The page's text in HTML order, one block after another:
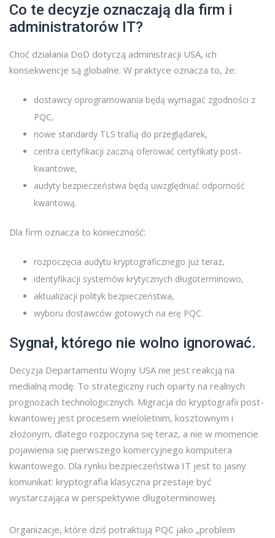
Co te decyzje oznaczają dla firm i
administratorów IT?
Choć działania DoD dotyczą administracji USA, ich
konsekwencje są globalne. W praktyce oznacza to, że:
dostawcy oprogramowania będą wymagać zgodności z
PQC,
nowe standardy TLS trafią do przeglądarek,
centra certyfikacji zaczną oferować certyfikaty post-
kwantowe,
audyty bezpieczeństwa będą uwzględniać odporność
kwantową.
Dla firm oznacza to konieczność:
rozpoczęcia audytu kryptograficznego już teraz,
identyfikacji systemów krytycznych długoterminowo,
aktualizacji polityk bezpieczeństwa,
wyboru dostawców gotowych na erę PQC.
Sygnał, którego nie wolno ignorować.
Decyzja Departamentu Wojny USA nie jest reakcją na
medialną modę. To strategiczny ruch oparty na realnych
prognozach technologicznych. Migracja do kryptografii post-
kwantowej jest procesem wieloletnim, kosztownym i
złożonym, dlatego rozpoczyna się teraz, a nie w momencie
pojawienia się pierwszego komercyjnego komputera
kwantowego. Dla rynku bezpieczeństwa IT jest to jasny
komunikat: kryptografia klasyczna przestaje być
wystarczająca w perspektywie długoterminowej.
Organizacje, które dziś potraktują PQC jako „problem